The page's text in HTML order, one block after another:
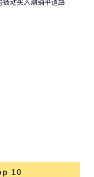
被动买入潮铺平道路
10